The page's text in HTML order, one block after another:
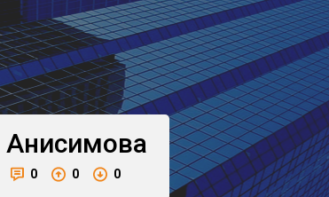
Анисимова
0 0 0